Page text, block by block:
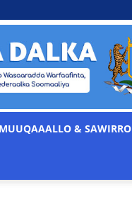
MUUQAAALLO & SAWIRRO